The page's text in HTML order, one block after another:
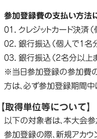
参加登録費の支払い方法
01. クレジットカード決済
02. 銀行振込（個人で1名
03. 銀行振込（2名分以上
※当日参加登録の参加費の
方は、必ず参加登録期間中
【取得単位等について】
以下の対象者は、本大会
参加登録の際、新規アカ